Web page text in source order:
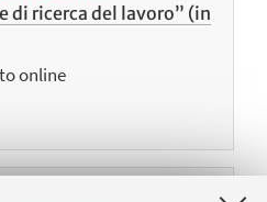
di ricerca del lavoro” (in
online